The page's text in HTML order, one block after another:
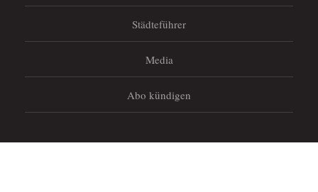
Städteführer
Media
Abo kündigen